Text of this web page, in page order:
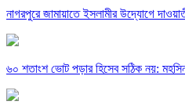
নাগরপুরে জামায়াতে ইসলামীর উদ্যোগে
৬০ শতাংশ ভোট পড়ার হিসেব সঠিক নয়: